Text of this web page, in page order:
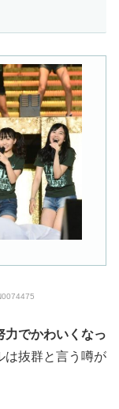
力でかわいくなっ
は抜群と言う噂が